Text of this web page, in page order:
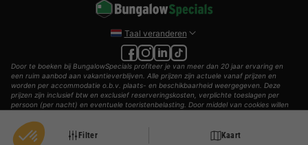
Filter Kaart
Taal veranderen
Door te boeken bij BungalowSpecials profiteer je van meer dan 20 jaar ervaring en
een ruim aanbod aan vakantieverblijven. Alle prijzen zijn actuele vanaf prijzen en
worden per accommodatie o.b.v. plaats- en beschikbaarheid weergegeven. Deze
prijzen zijn inclusief btw en exclusief reserveringskosten, verplichte toeslagen per
persoon (per nacht) en eventuele toeristenbelasting. Door middel van cookies willen
© 2002 - 2025 AddGuests B.V. Alle rechten voorbehouden.